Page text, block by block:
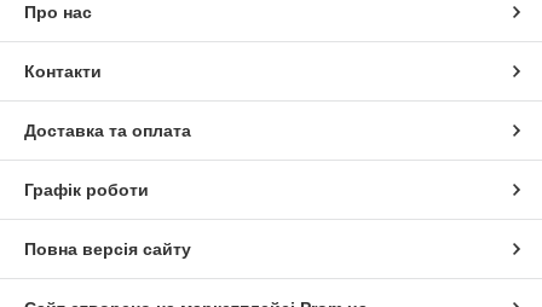
Про нас
Контакти
Доставка та оплата
Графік роботи
Повна версія сайту